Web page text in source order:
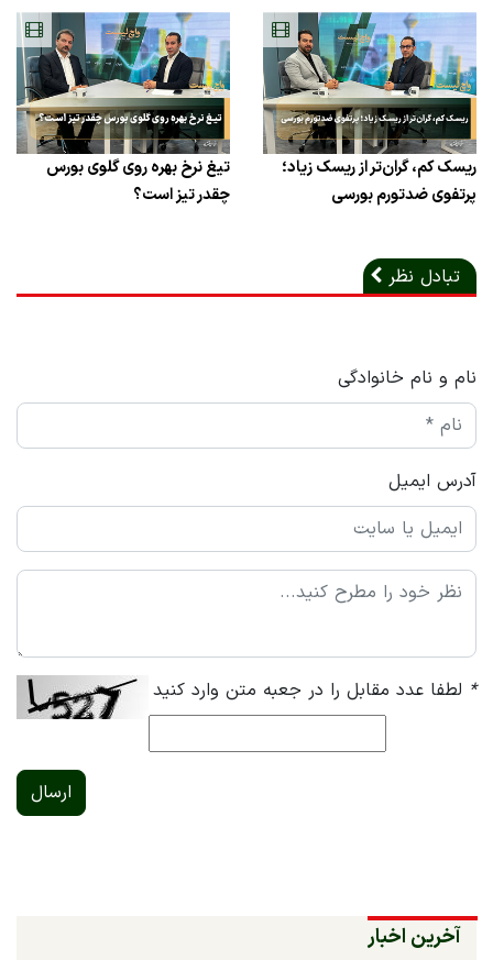
ریسک کم، گران‌تر از ریسک زیاد؛
پرتفوی ضدتورم بورسی
تیغ نرخ بهره روی گلوی بورس
چقدر تیز است؟
تبادل نظر
نام و نام خانوادگی
آدرس ایمیل
* لطفا عدد مقابل را در جعبه متن وارد کنید
ارسال
آخرین اخبار